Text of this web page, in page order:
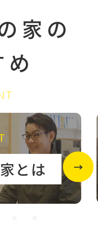
家の
とは